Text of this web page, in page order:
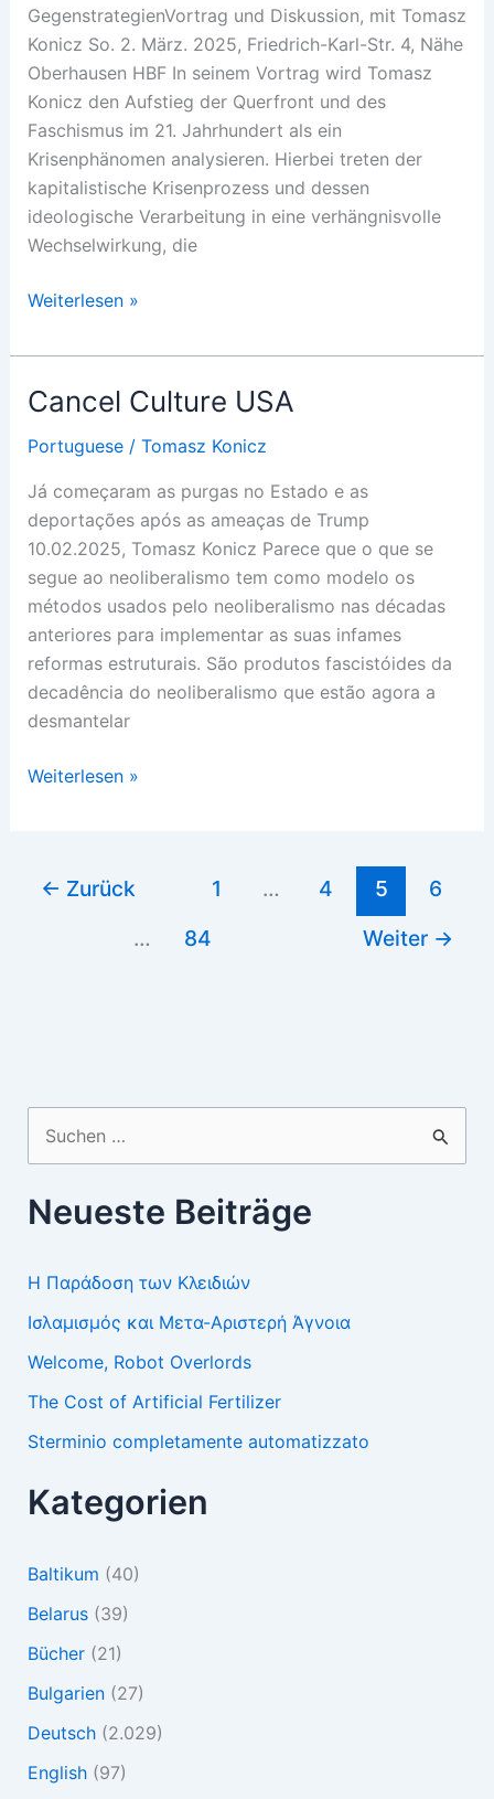
GegenstrategienVortrag und Diskussion, mit Tomasz
Konicz So. 2. März. 2025, Friedrich-Karl-Str. 4, Nähe
Oberhausen HBF In seinem Vortrag wird Tomasz
Konicz den Aufstieg der Querfront und des
Faschismus im 21. Jahrhundert als ein
Krisenphänomen analysieren. Hierbei treten der
kapitalistische Krisenprozess und dessen
ideologische Verarbeitung in eine verhängnisvolle
Wechselwirkung, die
Veranstaltung:
als
Krisenideologie
und
antifaschistische
Weiterlesen »
Cancel Culture USA
Portuguese/ Tomasz Konicz
Já começaram as purgas no Estado e as
deportações após as ameaças de Trump
10.02.2025, Tomasz Konicz Parece que o que se
segue ao neoliberalismo tem como modelo os
métodos usados pelo neoliberalismo nas décadas
anteriores para implementar as suas infames
reformas estruturais. São produtos fascistóides da
decadência do neoliberalismo que estão agora a
desmantelar
Cancel
Weiterlesen »
← Zurück 1 … 4 5
6
…
84 Weiter →
nach:
Neueste Beiträge
Η Παράδοση των Κλειδιών
Ισλαμισμός και Μετα-Αριστερή Άγνοια
Welcome, Robot Overlords
The Cost of Artificial Fertilizer
Sterminio completamente automatizzato
Kategorien
Baltikum (40)
Belarus(39)
Bücher(21)
Bulgarien(27)
Deutsch(2.029)
English(97)